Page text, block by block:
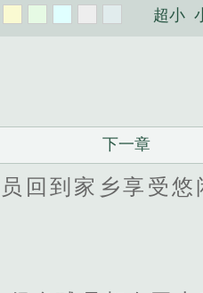
超小
下一章
回到家乡享受悠